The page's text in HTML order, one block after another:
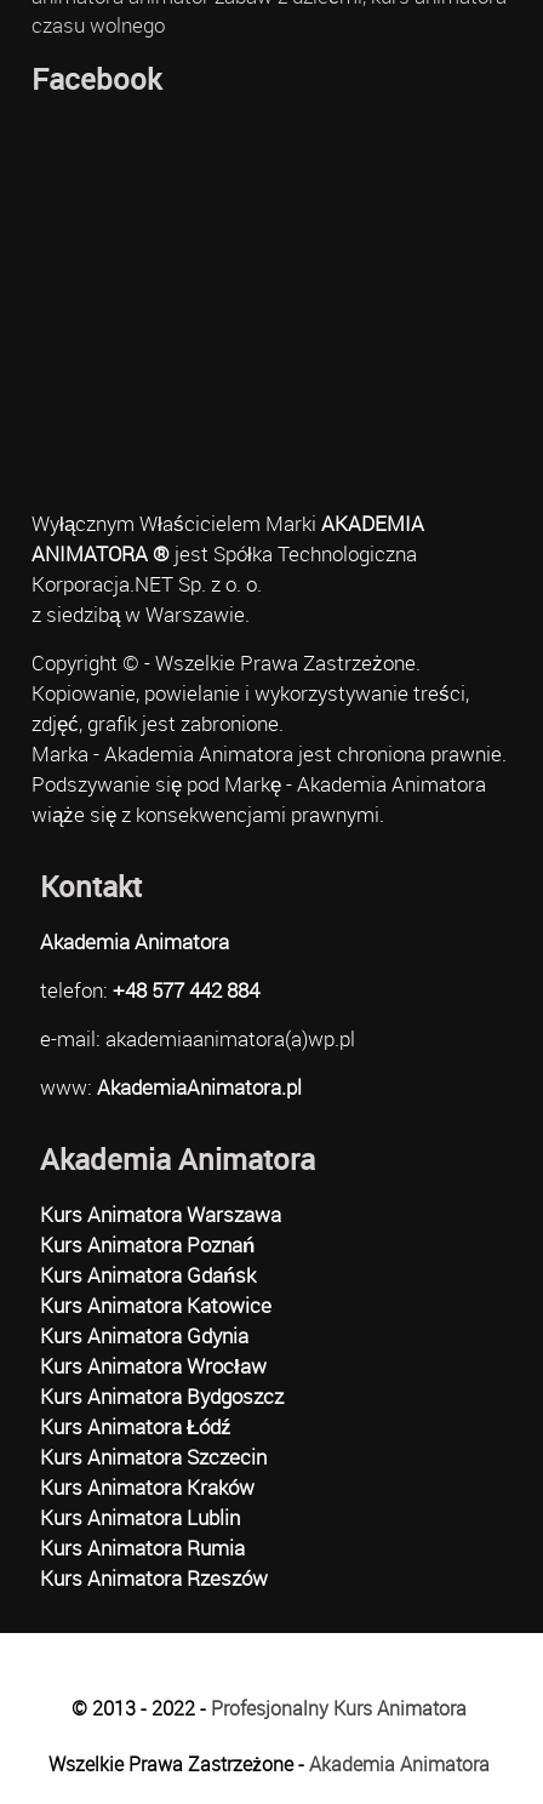
czasu wolnego
Facebook
Wyłącznym Właścicielem Marki AKADEMIA
ANIMATORA ®jest Spółka Technologiczna
Korporacja.NET Sp. z o. o.
z siedzibą w Warszawie.
Copyright © - Wszelkie Prawa Zastrzeżone.
Kopiowanie, powielanie i wykorzystywanie treści,
zdjęć, grafik jest zabronione.
Marka - Akademia Animatora jest chroniona prawnie.
Podszywanie się pod Markę - Akademia Animatora
wiąże się z konsekwencjami prawnymi.
Kontakt
Akademia Animatora
telefon: +48 577 442 884
e-mail: akademiaanimatora(a)wp.pl
www: AkademiaAnimatora.pl
Akademia Animatora
Kurs Animatora Warszawa
Kurs Animatora Poznań
Kurs Animatora Gdańsk
Kurs Animatora Katowice
Kurs Animatora Gdynia
Kurs Animatora Wrocław
Kurs Animatora Bydgoszcz
Kurs Animatora Łódź
Kurs Animatora Szczecin
Kurs Animatora Kraków
Kurs Animatora Lublin
Kurs Animatora Rumia
Kurs Animatora Rzeszów
© 2013 - 2022 - Profesjonalny Kurs Animatora
Wszelkie Prawa Zastrzeżone -Akademia Animatora